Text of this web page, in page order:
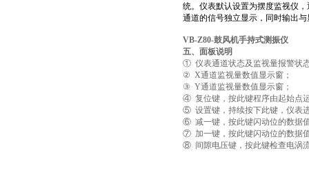
统。仪表默认设置为摆度监视仪
通道的信号独立显示，同时输出
VB-Z80-鼓风机手持式测振仪
五、 面板说明
① 仪表通道状态及监视量报警状
② X通道监视量数值显示窗；
③ Y通道监视量数值显示窗；
④ 复位键，按此键程序由起始点
⑤ 设置键，持续按下此键，仪表
⑥ 减一键，按此键闪动位的数据
⑦ 加一键，按此键闪动位的数据
⑧ 间隙电压键，按此键检查电涡